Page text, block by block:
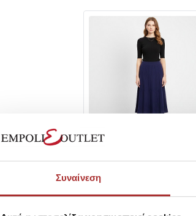
ΣυναίνεσηCAVALIERI Φούστα Πλεκτή
83278
SKU: 25294151RD523